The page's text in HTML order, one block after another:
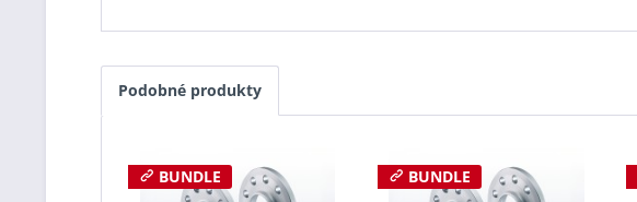
Podobné produkty
BUNDLE BUNDLE